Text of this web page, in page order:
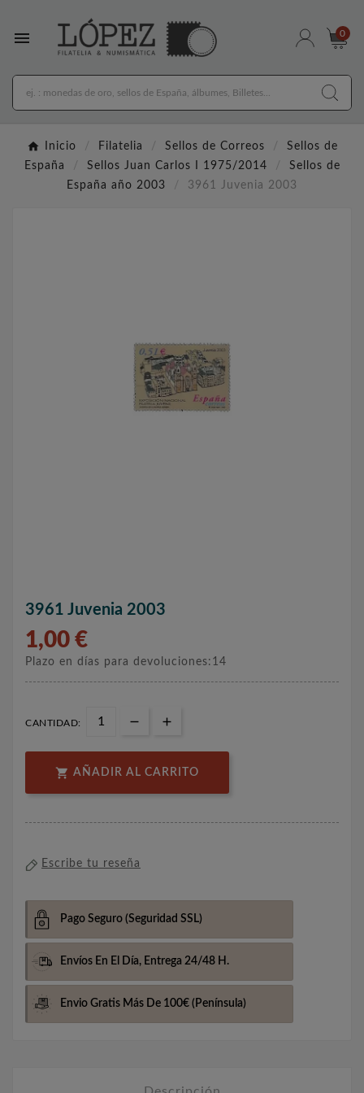
 0
Inicio Filatelia Sellos de Correos
Sellos de
España
Sellos Juan Carlos I 1975/2014
Sellos de
España año 2003
3961 Juvenia 2003
3961 Juvenia 2003
1,00 €
Plazo en días para devoluciones:14
CANTIDAD:
 AÑADIR AL CARRITO
Escribe tu reseña
Pago Seguro (Seguridad SSL)
Envíos En El Día, Entrega 24/48 H.
Envio Gratis Más De 100€ (Península)